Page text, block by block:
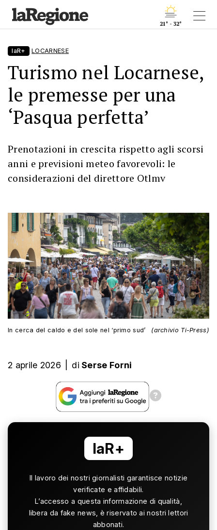
21° - 32°
laR+ LOCARNESE
Turismo nel Locarnese,
le premesse per una
‘Pasqua perfetta’
Prenotazioni in crescita rispetto agli scorsi
anni e previsioni meteo favorevoli: le
considerazioni del direttore Otlmv
In cerca del caldo e del sole nel ‘primo sud’ (archivio Ti-Press)
2 aprile 2026 di Serse Forni
laR+
Il lavoro dei nostri giornalisti garantisce notizie
verificate e affidabili.
L’accesso a questa informazione di qualità,
libera da fake news, è riservato ai nostri lettori
abbonati.